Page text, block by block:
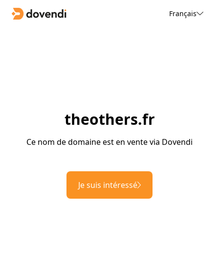
Français
theothers.fr
Ce nom de domaine est en vente via Dovendi
Je suis intéressé